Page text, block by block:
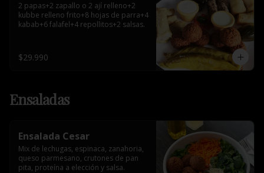
2 papas+2 zapallo o 2 ají relleno+2
kubbe relleno frito+8 hojas de parra+4
kabab+6 falafel+4 repollitos+2 salsas.
$29.990
Ensaladas
Ensalada Cesar
Mix de lechugas, espinaca, zanahoria,
queso parmesano, crutones de pan
pita, proteína a elección y salsa.